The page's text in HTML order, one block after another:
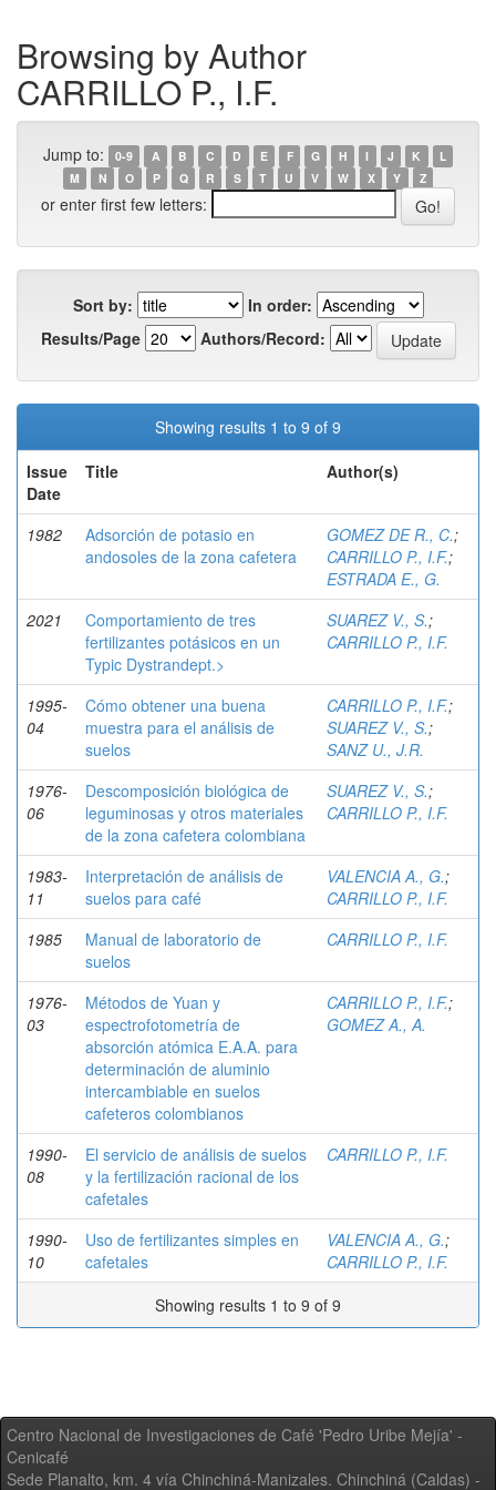
Browsing by Author
CARRILLO P., I.F.
Jump to: 0-9 A B C D E F G H I J K
L
M
N O P Q R S T U V W X Y Z
or enter first few letters:
Sort by:
In order:
Results/Page
Authors/Record:
Showing results 1 to 9 of 9
Issue
Date
Title Author(s)
1982
Adsorción de potasio en
andosoles de la zona cafetera
GOMEZ DE R., C.;
CARRILLO P., I.F.;
ESTRADA E., G.
2021
Comportamiento de tres
fertilizantes potásicos en un
Typic Dystrandept.>
SUAREZ V., S.;
CARRILLO P., I.F.
1995-
04
Cómo obtener una buena
muestra para el análisis de
suelos
CARRILLO P., I.F.;
SUAREZ V., S.;
SANZ U., J.R.
1976-
06
Descomposición biológica de
leguminosas y otros materiales
de la zona cafetera colombiana
SUAREZ V., S.;
CARRILLO P., I.F.
1983-
11
Interpretación de análisis de
suelos para café
VALENCIA A., G.;
CARRILLO P., I.F.
1985
Manual de laboratorio de
suelos
CARRILLO P., I.F.
1976-
03
Métodos de Yuan y
espectrofotometría de
absorción atómica E.A.A. para
determinación de aluminio
intercambiable en suelos
cafeteros colombianos
CARRILLO P., I.F.;
GOMEZ A., A.
1990-
08
El servicio de análisis de suelos
y la fertilización racional de los
cafetales
CARRILLO P., I.F.
1990-
10
Uso de fertilizantes simples en
cafetales
VALENCIA A., G.;
CARRILLO P., I.F.
Showing results 1 to 9 of 9
Centro Nacional de Investigaciones de Café 'Pedro Uribe Mejía' -
Cenicafé
Sede Planalto, km. 4 vía Chinchiná-Manizales. Chinchiná (Caldas) -